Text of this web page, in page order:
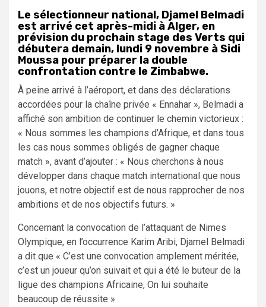
Le sélectionneur national, Djamel Belmadi
est arrivé cet après-midi à Alger, en
prévision du prochain stage des Verts qui
débutera demain, lundi 9 novembre à Sidi
Moussa pour préparer la double
confrontation contre le Zimbabwe.
À peine arrivé à l’aéroport, et dans des déclarations
accordées pour la chaîne privée « Ennahar », Belmadi a
affiché son ambition de continuer le chemin victorieux :
« Nous sommes les champions d’Afrique, et dans tous
les cas nous sommes obligés de gagner chaque
match », avant d’ajouter : « Nous cherchons à nous
développer dans chaque match international que nous
jouons, et notre objectif est de nous rapprocher de nos
ambitions et de nos objectifs futurs. »
Concernant la convocation de l’attaquant de Nimes
Olympique, en l’occurrence Karim Aribi, Djamel Belmadi
a dit que « C’est une convocation amplement méritée,
c’est un joueur qu’on suivait et qui a été le buteur de la
ligue des champions Africaine, On lui souhaite
beaucoup de réussite »